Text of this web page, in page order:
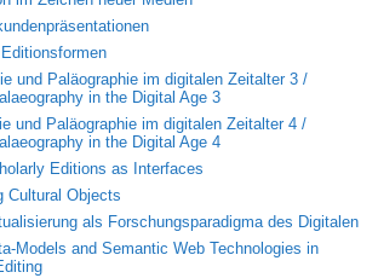
und Paläographie im digitalen Zeitalter 3 /
in the Digital Age 3
und Paläographie im digitalen Zeitalter 4 /
in the Digital Age 4
Editions as Interfaces
Cultural Objects
als Forschungsparadigma des Digitalen
Models and Semantic Web Technologies in